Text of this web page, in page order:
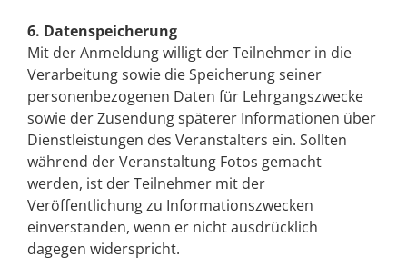
6. Datenspeicherung
Mit der Anmeldung willigt der Teilnehmer in die
Verarbeitung sowie die Speicherung seiner
personenbezogenen Daten für Lehrgangszwecke
sowie der Zusendung späterer Informationen über
Dienstleistungen des Veranstalters ein. Sollten
während der Veranstaltung Fotos gemacht
werden, ist der Teilnehmer mit der
Veröffentlichung zu Informationszwecken
einverstanden, wenn er nicht ausdrücklich
dagegen widerspricht.